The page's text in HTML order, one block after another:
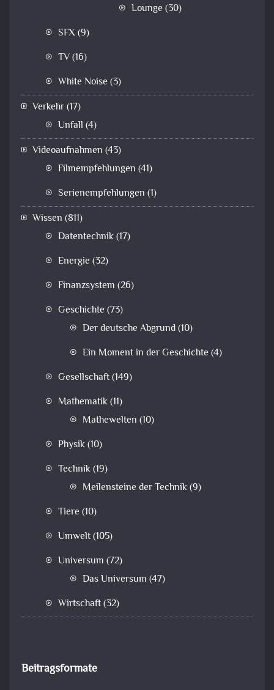
Lounge (30)
SFX(9)
TV(16)
White Noise (3)
Verkehr(17)
Unfall (4)
Videoaufnahmen (43)
Filmempfehlungen (41)
Serienempfehlungen (1)
Wissen (811)
Datentechnik(17)
Energie (32)
Finanzsystem (26)
Geschichte (73)
Der deutsche Abgrund(10)
Ein Moment in der Geschichte (4)
Gesellschaft(149)
Mathematik(11)
Mathewelten (10)
Physik(10)
Technik(19)
Meilensteine der Technik(9)
Tiere (10)
Umwelt(105)
Universum (72)
Das Universum (47)
Wirtschaft(32)
Beitragsformate